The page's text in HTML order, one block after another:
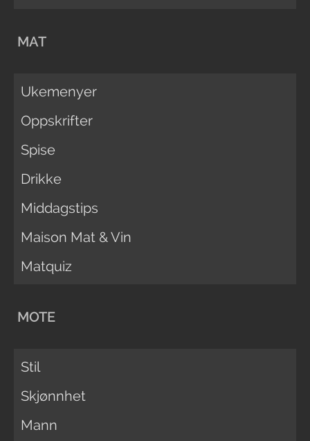
MAT
Ukemenyer
Oppskrifter
Spise
Drikke
Middagstips
Maison Mat & Vin
Matquiz
MOTE
Stil
Skjønnhet
Mann